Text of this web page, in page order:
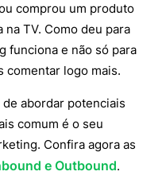
comprou um produto
TV. Como deu para
funciona e não só para
comentar logo mais.
abordar potenciais
comum é o seu
Confira agora as
e Outbound.